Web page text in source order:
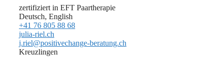
zertifiziert in EFT Paartherapie
Deutsch, English
+41 76 805 88 68
julia-riel.ch
j.riel@positivechange-beratung.ch
Kreuzlingen